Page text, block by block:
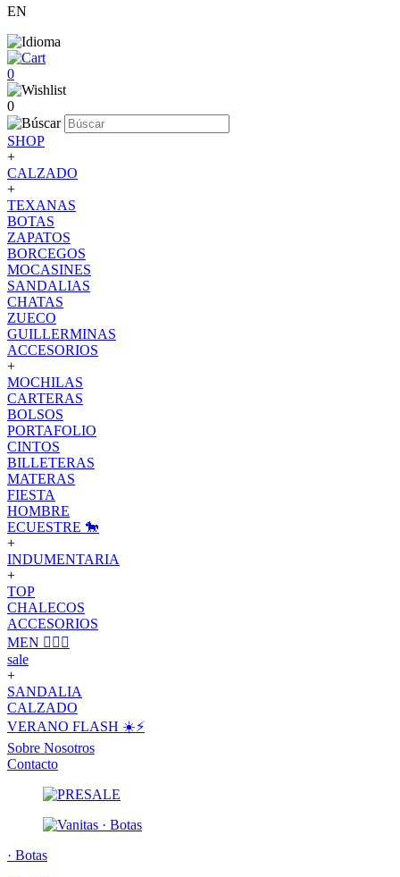
EN
0
0
SHOP
+
CALZADO
+
TEXANAS
BOTAS
ZAPATOS
BORCEGOS
MOCASINES
SANDALIAS
CHATAS
ZUECO
GUILLERMINAS
ACCESORIOS
+
MOCHILAS
CARTERAS
BOLSOS
PORTAFOLIO
CINTOS
BILLETERAS
MATERAS
FIESTA
HOMBRE
ECUESTRE 🐎
+
INDUMENTARIA
+
TOP
CHALECOS
ACCESORIOS
MEN 🙋🏽‍♂️
sale
+
SANDALIA
CALZADO
VERANO FLASH ☀️⚡️
Sobre Nosotros
Contacto
· Botas